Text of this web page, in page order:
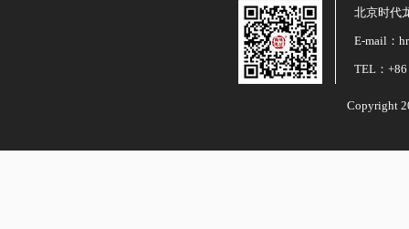
北京时代
E-mail：
TEL：
Copyright